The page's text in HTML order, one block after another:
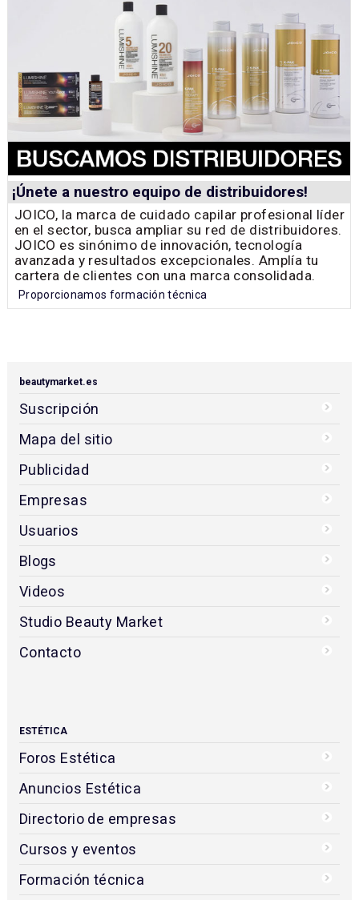
¡Únete a nuestro equipo de distribuidores!
JOICO, la marca de cuidado capilar profesional líder
en el sector, busca ampliar su red de distribuidores.
JOICO es sinónimo de innovación, tecnología
avanzada y resultados excepcionales. Amplía tu
cartera de clientes con una marca consolidada.
Proporcionamos formación técnica
beautymarket.es
Suscripción
Mapa del sitio
Publicidad
Empresas
Usuarios
Blogs
Videos
Studio Beauty Market
Contacto
ESTÉTICA
Foros Estética
Anuncios Estética
Directorio de empresas
Cursos y eventos
Formación técnica